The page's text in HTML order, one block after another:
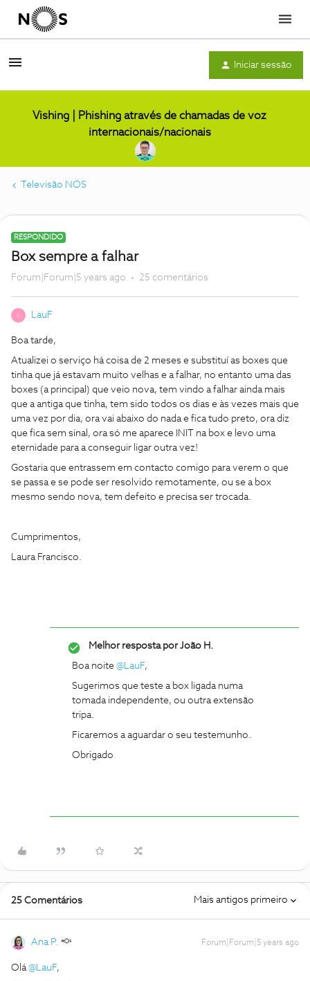
Menu
Iniciar sessão
Vishing | Phishing através de chamadas de voz
internacionais/nacionais
Televisão NOS
RESPONDIDO
Box sempre a falhar
Forum|Forum|5 years ago 25 comentários
LauF
Boa tarde,
Atualizei o serviço há coisa de 2 meses e substituí as boxes que
tinha que já estavam muito velhas e a falhar, no entanto uma das
boxes (a principal) que veio nova, tem vindo a falhar ainda mais
que a antiga que tinha, tem sido todos os dias e às vezes mais que
uma vez por dia, ora vai abaixo do nada e fica tudo preto, ora diz
que fica sem sinal, ora só me aparece INIT na box e levo uma
eternidade para a conseguir ligar outra vez!
Gostaria que entrassem em contacto comigo para verem o que
se passa e se pode ser resolvido remotamente, ou se a box
mesmo sendo nova, tem defeito e precisa ser trocada.
Cumprimentos,
Laura Francisco.
Melhor resposta porJoão H.
Boa noite @LauF,
Sugerimos que teste a box ligada numa
tomada independente, ou outra extensão
tripa.
Ficaremos a aguardar o seu testemunho.
Obrigado
25 Comentários Mais antigos primeiro
Ana P. Forum|Forum|5 years ago
Olá@LauF,